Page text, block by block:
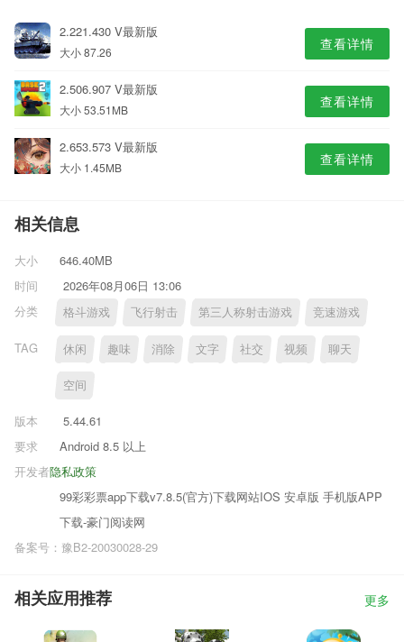
2.221.430 V最新版
大小 87.26 查看详情
2.506.907 V最新版
大小 53.51MB 查看详情
2.653.573 V最新版
大小 1.45MB 查看详情
相关信息
大小
646.40MB
时间
2026年08月06日 13:06
分类
格斗游戏 飞行射击 第三人称射击游戏 竞速游戏
TAG 休闲 趣味 消除 文字 社交 视频 聊天
空间
版本
5.44.61
要求
Android 8.5 以上
隐私政策
开发者
99彩彩票app下载v7.8.5(官方)下载网站IOS 安卓版 手机版APP
下载-豪门阅读网
备案号：豫B2-20030028-29
相关应用推荐 更多